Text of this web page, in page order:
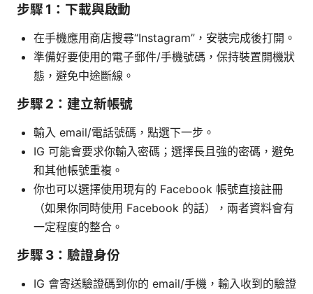
步驟 1：下載與啟動
在手機應用商店搜尋“Instagram”，安裝完成後打開。
準備好要使用的電子郵件/手機號碼，保持裝置開機狀
態，避免中途斷線。
步驟 2：建立新帳號
輸入 email/電話號碼，點選下一步。
IG 可能會要求你輸入密碼；選擇長且強的密碼，避免
和其他帳號重複。
你也可以選擇使用現有的 Facebook 帳號直接註冊
（如果你同時使用 Facebook 的話），兩者資料會有
一定程度的整合。
步驟 3：驗證身份
IG 會寄送驗證碼到你的 email/手機，輸入收到的驗證